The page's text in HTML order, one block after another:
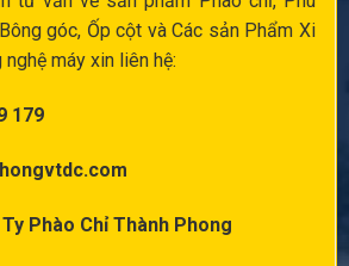
góc, Ốp cột và Các sản Phẩm Xi
nghệ máy xin liên hệ:
179
Phào Chỉ Thành Phong